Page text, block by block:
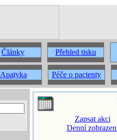
Články Přehled tisku
Apatyka Péče o pacienty
Zapsat akci
Denní